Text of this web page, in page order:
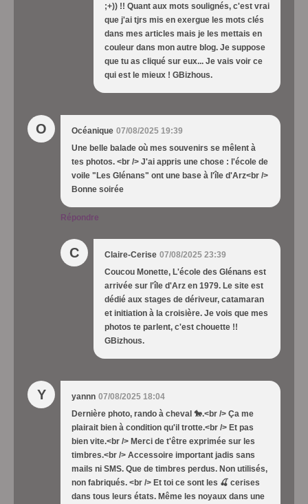
;+)) !! Quant aux mots soulignés, c'est vrai
que j'ai tjrs mis en exergue les mots clés
dans mes articles mais je les mettais en
couleur dans mon autre blog. Je suppose
que tu as cliqué sur eux... Je vais voir ce
qui est le mieux ! GBizhous.
O Océanique 07/08/2025 19:39
Une belle balade où mes souvenirs se mêlent à
tes photos. <br /> J'ai appris une chose : l'école de
voile "Les Glénans" ont une base à l'île d'Arz<br />
Bonne soirée
Répondre
C Claire-Cerise 07/08/2025 23:39
Coucou Monette, L'école des Glénans est
arrivée sur l'île d'Arz en 1979. Le site est
dédié aux stages de dériveur, catamaran
et initiation à la croisière. Je vois que mes
photos te parlent, c'est chouette !!
GBizhous.
Y yannn 07/08/2025 18:04
Dernière photo, rando à cheval 🐎.<br /> Ça me
plairait bien à condition qu'il trotte.<br /> Et pas
bien vite.<br /> Merci de t'être exprimée sur les
timbres.<br /> Accessoire important jadis sans
mails ni SMS. Que de timbres perdus. Non utilisés,
non fabriqués. <br /> Et toi ce sont les 🍒 cerises
dans tous leurs états. Même les noyaux dans une